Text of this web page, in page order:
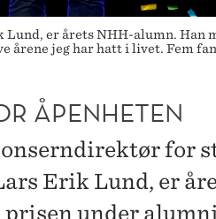
er årets NHH-alumn. Han
årene jeg har hatt i livet. Fem
ÅPENHETEN
for
Erik Lund, er
under